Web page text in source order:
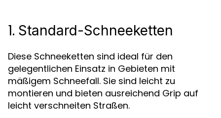
1. Standard-Schneeketten
Diese Schneeketten sind ideal für den
gelegentlichen Einsatz in Gebieten mit
mäßigem Schneefall. Sie sind leicht zu
montieren und bieten ausreichend Grip auf
leicht verschneiten Straßen.